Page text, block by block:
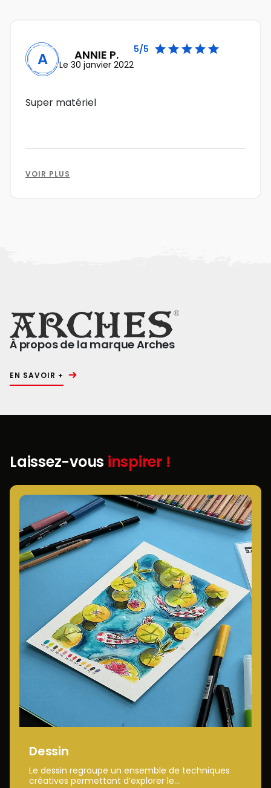
A ANNIE P.
Le 30 janvier 2022
5/5 
Super matériel
VOIR PLUS
À propos de la marque Arches
EN SAVOIR +
Laissez-vous inspirer !
Dessin
Le dessin regroupe un ensemble de techniques
créatives permettant d’explorer le...